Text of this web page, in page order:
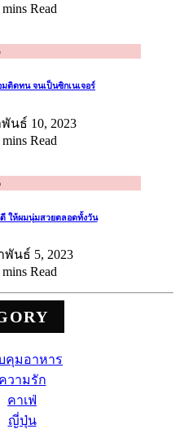
mins Read
ติดทน จนเป็นซิกเนเจอร์
นธ์ 10, 2023
mins Read
ให้ผมนุ่มสวยตลอดทั้งวัน
นธ์ 5, 2023
mins Read
คุมอาหาร
ความรัก
คาเฟ่
ญี่ปุ่น